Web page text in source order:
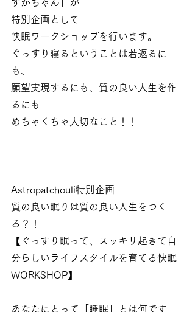
ずかちゃん」が
特別企画として
快眠ワークショップを行います。
ぐっすり寝るということは若返るに
も、
願望実現するにも、質の良い人生を作
るにも
めちゃくちゃ大切なこと！！
Astropatchouli特別企画
質の良い眠りは質の良い人生をつく
る？！
【ぐっすり眠って、スッキリ起きて自
分らしいライフスタイルを育てる快眠
WORKSHOP】
あなたにとって「睡眠」とは何です